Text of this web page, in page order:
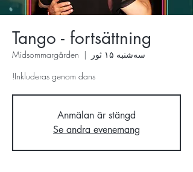
Tango - fortsättning
سه‌شنبه ۱۵ ثور
  |
Midsommargården
Inkluderas genom dans!
Anmälan är stängd
Se andra evenemang